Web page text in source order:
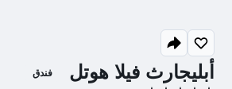
أبليجارث فيلا هوتل فندق